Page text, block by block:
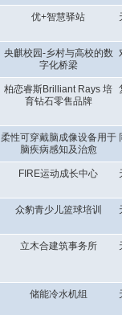
优+智慧驿站
央麒校园-乡村与高校的数
字化桥梁
柏恋睿斯Brilliant Rays 培
育钻石零售品牌
柔性可穿戴脑成像设备用于
脑疾病感知及治愈
FIRE运动成长中心
众豹青少儿篮球培训
立木合建筑事务所
储能冷水机组